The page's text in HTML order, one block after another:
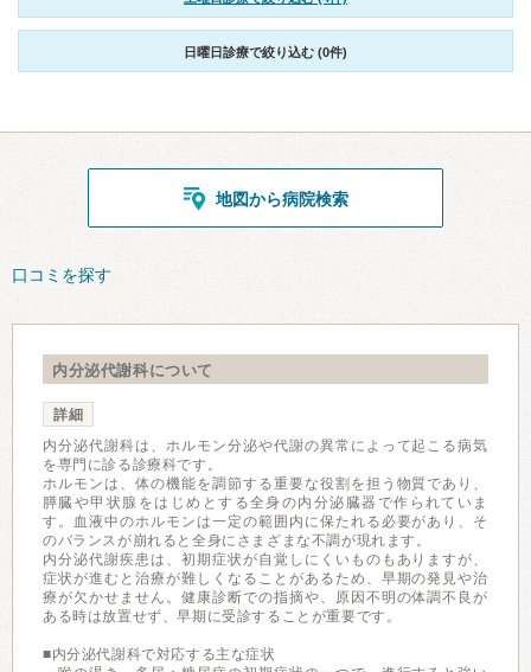
日曜日診療で絞り込む (0件)
地図から病院検索
口コミを探す
内分泌代謝科について
詳細
内分泌代謝科は、ホルモン分泌や代謝の異常によって起こる病気
を専門に診る診療科です。
ホルモンは、体の機能を調節する重要な役割を担う物質であり、
膵臓や甲状腺をはじめとする全身の内分泌臓器で作られていま
す。血液中のホルモンは一定の範囲内に保たれる必要があり、そ
のバランスが崩れると全身にさまざまな不調が現れます。
内分泌代謝疾患は、初期症状が自覚しにくいものもありますが、
症状が進むと治療が難しくなることがあるため、早期の発見や治
療が欠かせません。健康診断での指摘や、原因不明の体調不良が
ある時は放置せず、早期に受診することが重要です。
■内分泌代謝科で対応する主な症状